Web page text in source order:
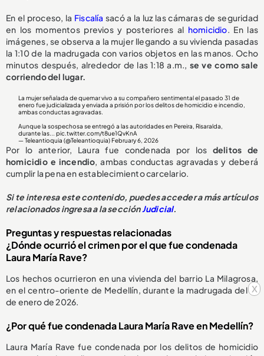
x
En el proceso, la Fiscalía sacó a la luz las cámaras de seguridad
en los momentos previos y posteriores al homicidio . En las
imágenes, se observa a la mujer llegando a su vivienda pasadas
la 1:10 de la madrugada con varios objetos en las manos. Ocho
minutos después, alrededor de las 1:18 a.m., se ve como sale
corriendo del lugar.
La mujer señalada de quemar vivo a su compañero sentimental el pasado 31 de
enero fue judicializada y enviada a prisión por los delitos de homicidio e incendio,
ambas conductas agravadas.
Aunque la sospechosa se entregó a las autoridades en Pereira, Risaralda,
durante las...pic.twitter.com/t8ue1QvKnA
— Teleantioquia (@Teleantioquia)February 6, 2026
Por lo anterior, Laura fue condenada por los delitos de
homicidio e incendio , ambas conductas agravadas y deberá
cumplir la pena en establecimiento carcelario.
Si te interesa este contenido, puedes acceder a más artículos
relacionados ingresa a la sección Judicial.
Preguntas y respuestas relacionadas
¿Dónde ocurrió el crimen por el que fue condenada
Laura María Rave?
Los hechos ocurrieron en una vivienda del barrio La Milagrosa,
en el centro-oriente de Medellín, durante la madrugada del 31
de enero de 2026.
¿Por qué fue condenada Laura María Rave en Medellín?
Laura María Rave fue condenada por los delitos de homicidio